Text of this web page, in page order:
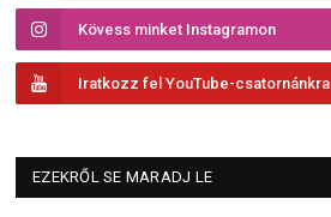
Kövess minket Instagramon
Iratkozz fel YouTube-csatornánkra
EZEKRŐL SE MARADJ LE